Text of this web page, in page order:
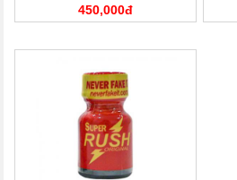
450,000đ